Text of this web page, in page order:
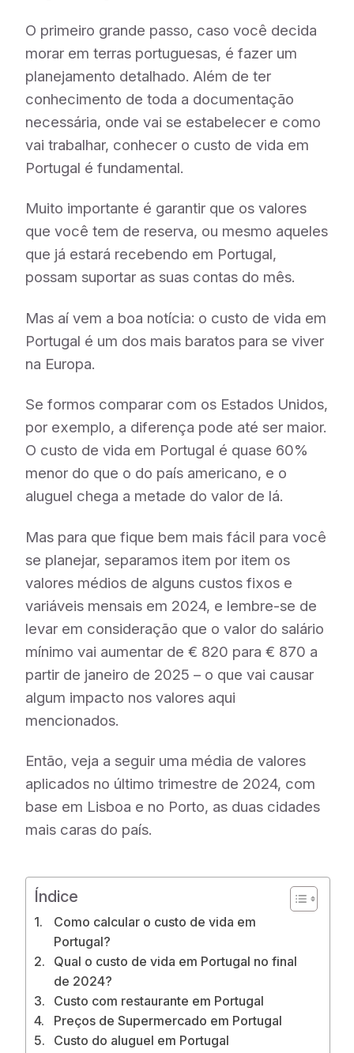
O primeiro grande passo, caso você decida
morar em terras portuguesas, é fazer um
planejamento detalhado. Além de ter
conhecimento de toda a documentação
necessária, onde vai se estabelecer e como
vai trabalhar, conhecer o custo de vida em
Portugal é fundamental.
Muito importante é garantir que os valores
que você tem de reserva, ou mesmo aqueles
que já estará recebendo em Portugal,
possam suportar as suas contas do mês.
Mas aí vem a boa notícia: o custo de vida em
Portugal é um dos mais baratos para se viver
na Europa.
Se formos comparar com os Estados Unidos,
por exemplo, a diferença pode até ser maior.
O custo de vida em Portugal é quase 60%
menor do que o do país americano, e o
aluguel chega a metade do valor de lá.
Mas para que fique bem mais fácil para você
se planejar, separamos item por item os
valores médios de alguns custos fixos e
variáveis mensais em 2024, e lembre-se de
levar em consideração que o valor do salário
mínimo vai aumentar de € 820 para € 870 a
partir de janeiro de 2025 – o que vai causar
algum impacto nos valores aqui
mencionados.
Então, veja a seguir uma média de valores
aplicados no último trimestre de 2024, com
base em Lisboa e no Porto, as duas cidades
mais caras do país.
Índice
Como calcular o custo de vida em
Portugal?
Qual o custo de vida em Portugal no final
de 2024?
Custo com restaurante em Portugal
Preços de Supermercado em Portugal
Custo do aluguel em Portugal